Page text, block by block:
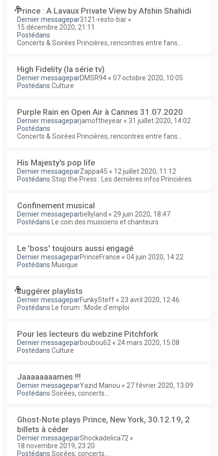
Prince : A Lavaux Private View by Afshin Shahidi
Dernier messagepar3121-resto-bar «
15 décembre 2020, 21:11
Postédans
Concerts & Soirées Princières, rencontres entre fans...
High Fidelity (la série tv)
Dernier messageparDMSR94 « 07 octobre 2020, 10:05
Postédans Culture
Purple Rain en Open Air à Cannes 31.07.2020
Dernier messageparjamoftheyear « 31 juillet 2020, 14:02
Postédans
Concerts & Soirées Princières, rencontres entre fans...
His Majesty's pop life
Dernier messageparZappa45 « 12 juillet 2020, 11:12
Postédans Stop the Press : Les dernières infos Princières
Confinement musical
Dernier messageparbellyland « 29 juin 2020, 18:47
Postédans
Le coin des musiciens et chanteurs
Le 'boss' toujours aussi engagé
Dernier messageparPrinceFrance « 04 juin 2020, 14:22
Postédans Musique
suggérer playlists
Dernier messageparFunkySteff « 23 avril 2020, 12:46
Postédans
Le forum : Mode d'emploi
Pour les lecteurs du webzine Pitchfork
Dernier messageparboubou62 « 24 mars 2020, 15:08
Postédans Culture
Jaaaaaaaames !!!
Dernier messageparYazid Manou « 27 février 2020, 13:09
Postédans Soirées, concerts...
Ghost-Note plays Prince, New York, 30.12.19, 2
billets à céder
Dernier messageparShockadelica72 «
18 novembre 2019, 23:20
Postédans Soirées, concerts...